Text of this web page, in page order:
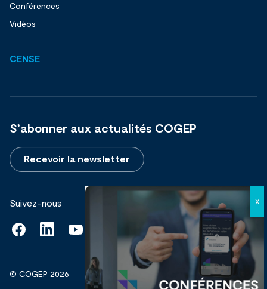
Conférences
Vidéos
CENSE
S’abonner aux actualités COGEP
Recevoir la newsletter
Suivez-nous
© COGEP 2026